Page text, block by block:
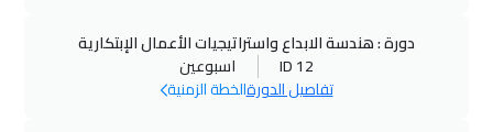
دورة : هندسة الابداع واستراتيجيات الأعمال الإبتكارية
ID 12
اسبوعين
تفاصيل الدورةالخطة الزمنية